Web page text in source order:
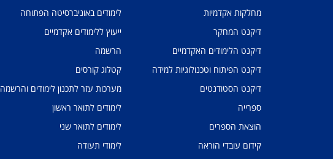
מחלקות אקדמיות
דיקנט המחקר
דיקנט הלימודים האקדמיים
דיקנט הפיתוח וטכנולוגיות למידה
דיקנט הסטודנטים
ספרייה
הוצאת הספרים
קידום עובדי הוראה
לימודים באוניברסיטה הפתוחה
ייעוץ ללימודים אקדמיים
הרשמה
קטלוג קורסים
מערכות עזר לתכנון לימודים והרשמה
לימודים לתואר ראשון
לימודים לתואר שני
לימודי תעודה